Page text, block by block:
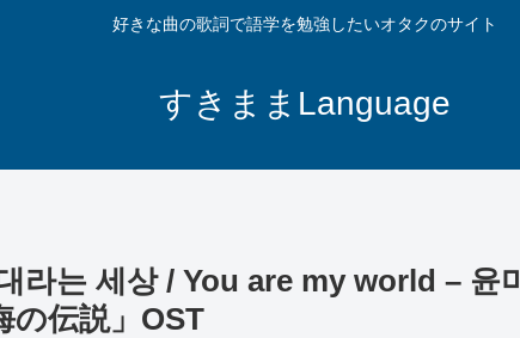
好きな曲の歌詞で語学を勉強したいオタクのサイト
すきままLanguage
라는 세상 / You are my world – 윤미
伝説」OST